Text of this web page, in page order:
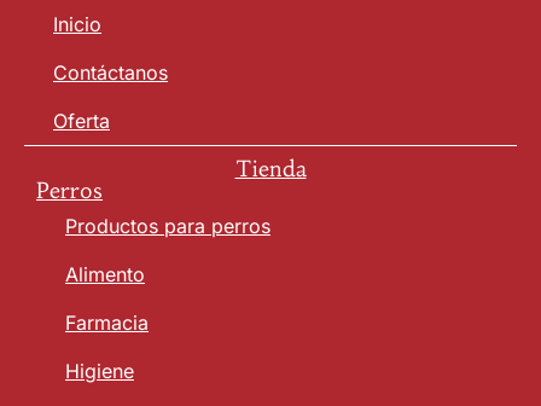
Inicio
Contáctanos
Oferta
Tienda
Perros
Productos para perros
Alimento
Farmacia
Higiene